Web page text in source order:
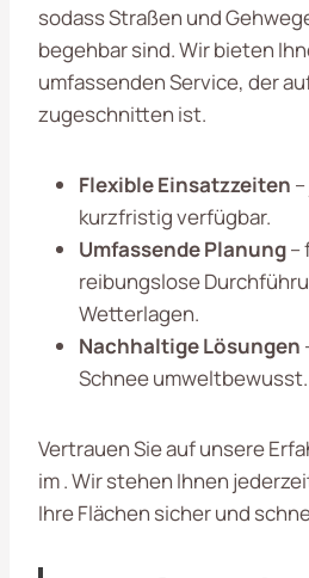
sodass Straßen und
begehbar sind. Wir bieten
umfassenden Service, der
zugeschnitten ist.
Flexible Einsatzzeiten
kurzfristig verfügbar.
Umfassende Planung–
reibungslose
Wetterlagen.
Nachhaltige Lösungen
Schnee umweltbewusst.
Vertrauen Sie auf unsere
im . Wir stehen Ihnen
Ihre Flächen sicher und